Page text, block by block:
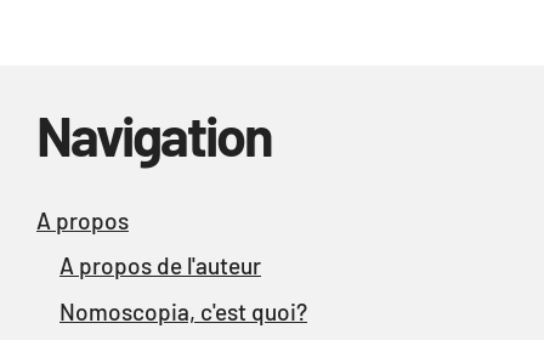
Navigation
A propos
A propos de l'auteur
Nomoscopia, c'est quoi?